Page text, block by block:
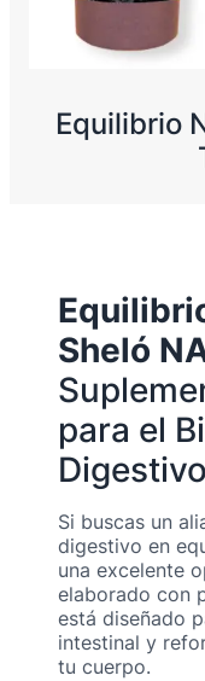
Equilibrio
Sheló
para el
Digestivo
Si buscas un
digestivo en
una excelente
elaborado con
está diseñado
intestinal y
tu cuerpo.